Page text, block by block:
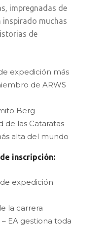
impregnadas de
inspirado muchas
de
expedición más
de ARWS
Berg
de las Cataratas
alta del mundo
inscripción:
expedición
la carrera
EA gestiona toda